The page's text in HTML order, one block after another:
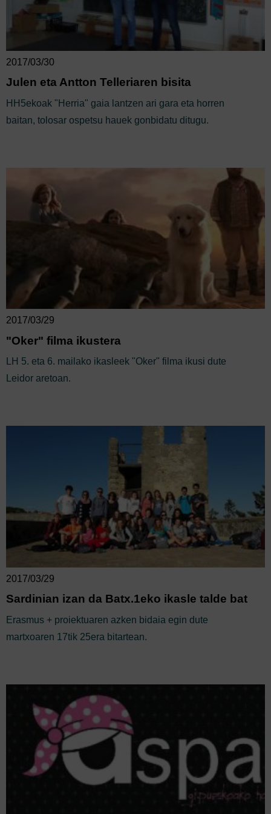
2017/03/30
Julen eta Antton Telleriaren bisita
HH5ekoak "Herria" gaia lantzen ari gara eta horren
baitan, tolosar ospetsu hauek gonbidatu ditugu.
2017/03/29
"Oker" filma ikustera
LH 5. eta 6. mailako ikasleek "Oker" filma ikusi dute
Leidor aretoan.
2017/03/29
Sardinian izan da Batx.1eko ikasle talde bat
Erasmus + proiektuaren azken bidaia egin dute
martxoaren 17tik 25era bitartean.